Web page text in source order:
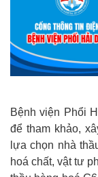
Bệnh viện Phổi
để tham khảo,
lựa chọn nhà
hoá chất, vật tư